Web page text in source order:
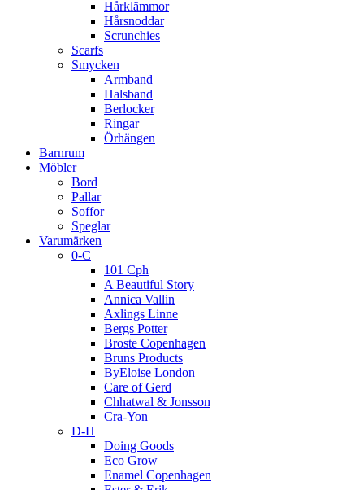
Hårklämmor
Hårsnoddar
Scrunchies
Scarfs
Smycken
Armband
Halsband
Berlocker
Ringar
Örhängen
Barnrum
Möbler
Bord
Pallar
Soffor
Speglar
Varumärken
0-C
101 Cph
A Beautiful Story
Annica Vallin
Axlings Linne
Bergs Potter
Broste Copenhagen
Bruns Products
ByEloise London
Care of Gerd
Chhatwal & Jonsson
Cra-Yon
D-H
Doing Goods
Eco Grow
Enamel Copenhagen